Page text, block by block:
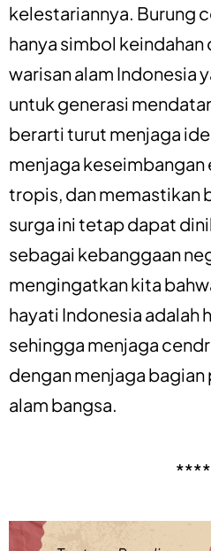
kelestariannya. Burung
hanya simbol keindahan
warisan alam Indonesia
untuk generasi
berarti turut menjaga
menjaga
tropis, dan memastikan
surga ini tetap dapat
sebagai kebanggaan
mengingatkan kita
hayati Indonesia adalah
sehingga menjaga
dengan menjaga
alam bangsa.